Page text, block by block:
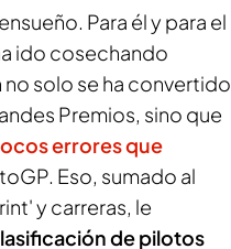
Para él y para el
ido cosechando
solo se ha convertido
Premios, sino que
errores que
Eso, sumado al
y carreras, le
de pilotos